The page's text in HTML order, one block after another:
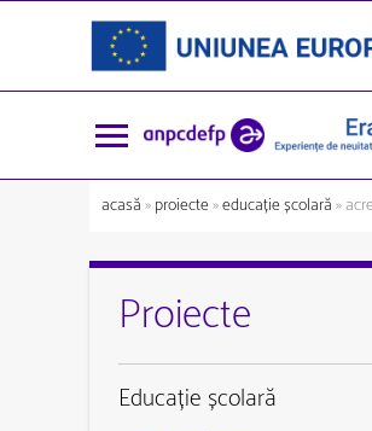
acasă»proiecte»educație școlară»
Proiecte
Educație școlară